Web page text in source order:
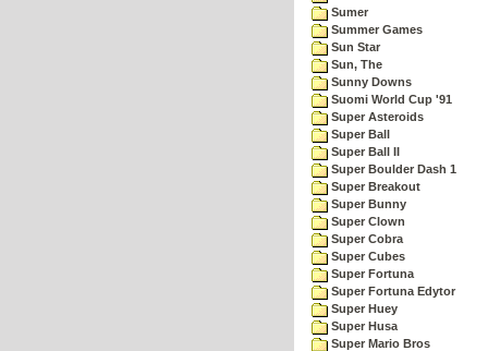
Sumer
Summer Games
Sun Star
Sun, The
Sunny Downs
Suomi World Cup '91
Super Asteroids
Super Ball
Super Ball II
Super Boulder Dash 1
Super Breakout
Super Bunny
Super Clown
Super Cobra
Super Cubes
Super Fortuna
Super Fortuna Edytor
Super Huey
Super Husa
Super Mario Bros